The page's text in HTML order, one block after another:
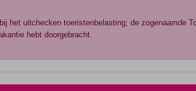
het uitchecken toeristenbelasting; de zogenaamde
hebt doorgebracht.